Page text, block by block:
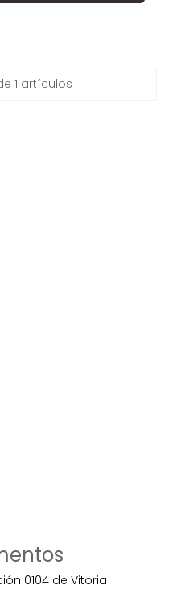
1 artículos
0104 de Vitoria